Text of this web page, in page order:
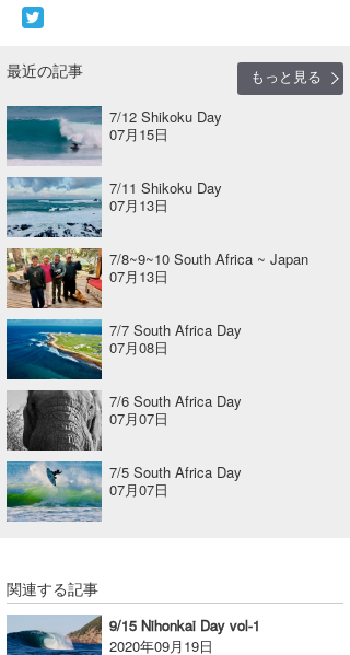
最近の記事
もっと見る
7/12 Shikoku Day
07月15日
7/11 Shikoku Day
07月13日
7/8~9~10 South Africa ~ Japan
07月13日
7/7 South Africa Day
07月08日
7/6 South Africa Day
07月07日
7/5 South Africa Day
07月07日
関連する記事
9/15 Nihonkai Day vol-1
2020年09月19日